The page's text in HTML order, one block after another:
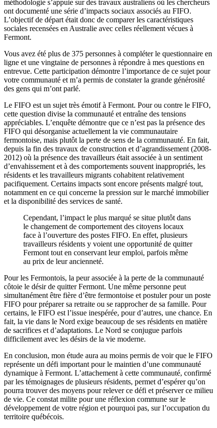
méthodologie s’appuie sur des travaux australiens où les chercheurs
ont documenté une série d’impacts sociaux associés au FIFO.
L’objectif de départ était donc de comparer les caractéristiques
sociales recensées en Australie avec celles réellement vécues à
Fermont.
Vous avez été plus de 375 personnes à compléter le questionnaire en
ligne et une vingtaine de personnes à répondre à mes questions en
entrevue. Cette participation démontre l’importance de ce sujet pour
votre communauté et m’a permis de constater la grande générosité
des gens qui m’ont parlé.
Le FIFO est un sujet très émotif à Fermont. Pour ou contre le FIFO,
cette question divise la communauté et entraîne des tensions
appréciables. L’enquête démontre que ce n’est pas la présence des
FIFO qui désorganise actuellement la vie communautaire
fermontoise, mais plutôt la perte de sens de la communauté. En fait,
depuis la fin des travaux de construction et d’agrandissement (2008-
2012) où la présence des travailleurs était associée à un sentiment
d’envahissement et à des comportements souvent inappropriés, les
résidents et les travailleurs migrants cohabitent relativement
pacifiquement. Certains impacts sont encore présents malgré tout,
notamment en ce qui concerne la pression sur le marché immobilier
et la disponibilité des services de santé.
Cependant, l’impact le plus marqué se situe plutôt dans
le changement de comportement des citoyens locaux
face à l’ouverture des postes FIFO. En effet, plusieurs
travailleurs résidents y voient une opportunité de quitter
Fermont tout en conservant leur emploi, parfois même
au prix de leur ancienneté.
Pour les Fermontois, la peur associée à la perte de la communauté
côtoie le désir de quitter Fermont. Une même personne peut
simultanément être fière d’être fermontoise et postuler pour un poste
FIFO pour préparer sa retraite ou se rapprocher de sa famille. Pour
certains, le FIFO est l’issue inespérée, pour d’autres, une chance. En
fait, la vie dans le Nord exige beaucoup de ses résidents en matière
de sacrifices et d’adaptations. Le Nord se conjugue parfois
difficilement avec les désirs de la vie moderne.
En conclusion, mon étude aura au moins permis de voir que le FIFO
représente un défi important pour le maintien d’une communauté
dynamique à Fermont. L’attachement à cette communauté, confirmé
par les témoignages de plusieurs résidents, permet d’espérer qu’on
pourra trouver des moyens pour relever ce défi et préserver ce milieu
de vie. Ce constat milite pour une réflexion commune sur le
développement de votre région et pourquoi pas, sur l’occupation du
territoire québécois.